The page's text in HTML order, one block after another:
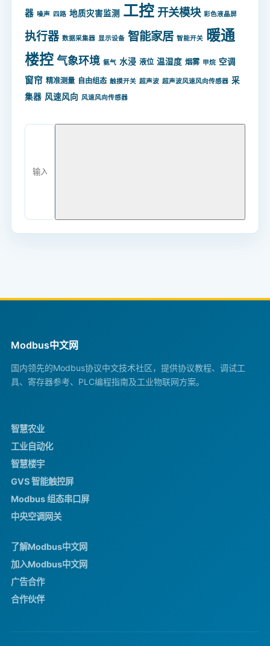
器 噪声 四路 地质灾害监测 工控 开关模块 彩色液晶屏
执行器 数据采集器 显示设备 智能家居 智能开关 暖通
楼控 气象环境 氨气 水浸 液位 温湿度 烟雾 甲烷 空调
窗帘 精准测量 自由组态 触摸开关 超声波 超声波风速风向传感器 采
集器 风速风向 风速风向传感器
Modbus中文网
国内领先的Modbus协议中文技术社区，提供协议教程、调试工
具、寄存器参考、PLC编程指南及工业物联网方案。
智慧农业
工业自动化
智慧楼宇
GVS 智能触控屏
Modbus 组态串口屏
中央空调网关
了解Modbus中文网
加入Modbus中文网
广告合作
合作伙伴